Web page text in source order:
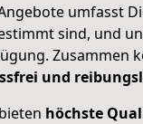
umfasst
sind, und
Zusammen
und
höchste